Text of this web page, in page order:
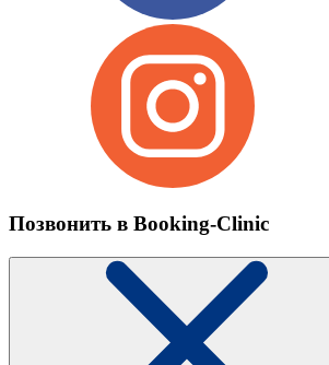
Позвонить в Booking-Clinic